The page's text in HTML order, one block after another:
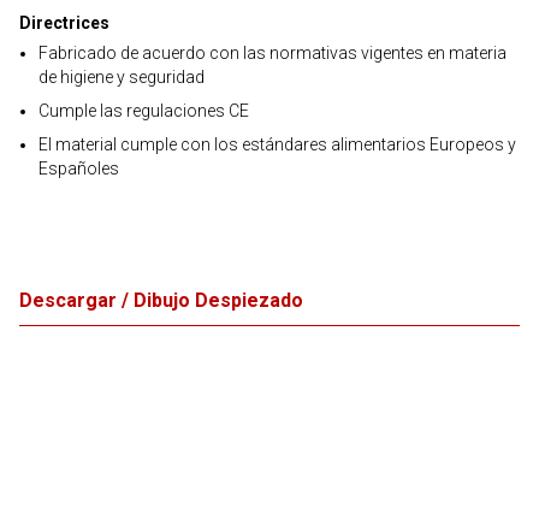
Directrices
Fabricado de acuerdo con las normativas vigentes en materia
de higiene y seguridad
Cumple las regulaciones CE
El material cumple con los estándares alimentarios Europeos y
Españoles
Descargar / Dibujo Despiezado